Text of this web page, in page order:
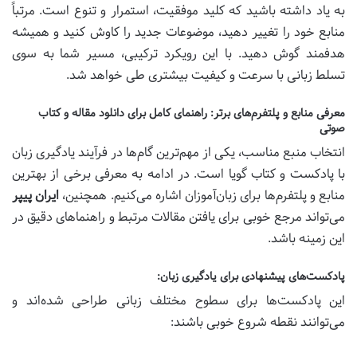
به یاد داشته باشید که کلید موفقیت، استمرار و تنوع است. مرتباً
منابع خود را تغییر دهید، موضوعات جدید را کاوش کنید و همیشه
هدفمند گوش دهید. با این رویکرد ترکیبی، مسیر شما به سوی
تسلط زبانی با سرعت و کیفیت بیشتری طی خواهد شد.
معرفی منابع و پلتفرم‌های برتر: راهنمای کامل برای دانلود مقاله و کتاب
صوتی
انتخاب منبع مناسب، یکی از مهم‌ترین گام‌ها در فرآیند یادگیری زبان
با پادکست و کتاب گویا است. در ادامه به معرفی برخی از بهترین
منابع و پلتفرم‌ها برای زبان‌آموزان اشاره می‌کنیم. همچنین، ایران پیپر
می‌تواند مرجع خوبی برای یافتن مقالات مرتبط و راهنماهای دقیق در
این زمینه باشد.
پادکست‌های پیشنهادی برای یادگیری زبان:
این پادکست‌ها برای سطوح مختلف زبانی طراحی شده‌اند و
می‌توانند نقطه شروع خوبی باشند: